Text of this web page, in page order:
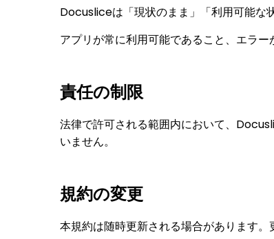
Docusliceは「現状のまま」「利用可能な
アプリが常に利用可能であること、エラ
責任の制限
法律で許可される範囲内において、
いません。
規約の変更
本規約は随時更新される場合があります